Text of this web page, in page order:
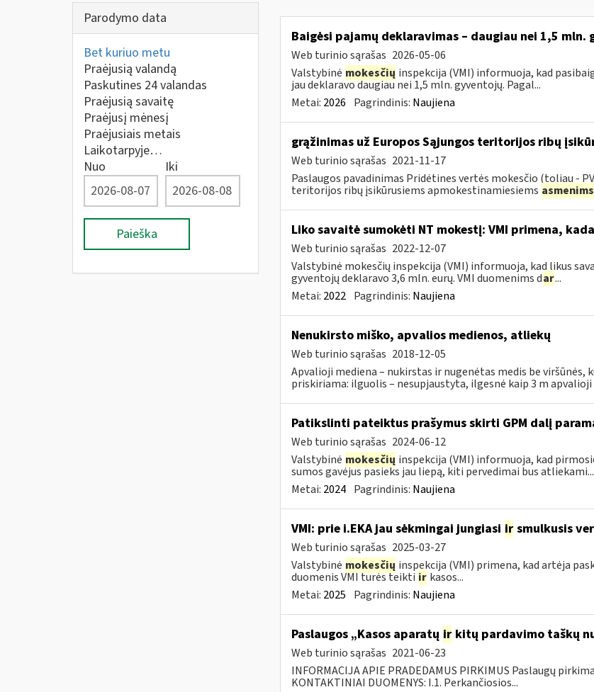
Parodymo data
Bet kuriuo metu
Praėjusią valandą
Paskutines 24 valandas
Praėjusią savaitę
Praėjusį mėnesį
Praėjusiais metais
Laikotarpyje…
Nuo
Iki
Paieška
Baigėsi pajamų deklaravimas – daugiau nei 1,5
Web turinio sąrašas 2026-05-06
Valstybinė mokesčių inspekcija (VMI) informuoja, kad
jau deklaravo daugiau nei 1,5 mln. gyventojų. Pagal...
Metai: 2026 Pagrindinis: Naujiena
grąžinimas už Europos Sąjungos teritorijos ribų
Web turinio sąrašas 2021-11-17
Paslaugos pavadinimas Pridėtines vertės mokesčio (toliau -
teritorijos ribų įsikūrusiems apmokestinamiesiems asmenims
Liko savaitė sumokėti NT mokestį: VMI primena,
Web turinio sąrašas 2022-12-07
Valstybinė mokesčių inspekcija (VMI) informuoja, kad likus
gyventojų deklaravo 3,6 mln. eurų. VMI duomenims dar...
Metai: 2022 Pagrindinis: Naujiena
Nenukirsto miško, apvalios medienos, atliekų
Web turinio sąrašas 2018-12-05
Apvalioji mediena – nukirstas ir nugenėtas medis be
priskiriama: ilguolis – nesupjaustyta, ilgesnė kaip 3 m apvalioji
Patikslinti pateiktus prašymus skirti GPM dalį
Web turinio sąrašas 2024-06-12
Valstybinė mokesčių inspekcija (VMI) informuoja, kad
sumos gavėjus pasieks jau liepą, kiti pervedimai bus atliekami...
Metai: 2024 Pagrindinis: Naujiena
VMI: prie i.EKA jau sėkmingai jungiasi irsmulkusis
Web turinio sąrašas 2025-03-27
Valstybinė mokesčių inspekcija (VMI) primena, kad artėja
duomenis VMI turės teikti ir kasos...
Metai: 2025 Pagrindinis: Naujiena
Paslaugos „Kasos aparatų irkitų pardavimo taškų
Web turinio sąrašas 2021-06-23
INFORMACIJA APIE PRADEDAMUS PIRKIMUS Paslaugų
KONTAKTINIAI DUOMENYS: I.1. Perkančiosios...